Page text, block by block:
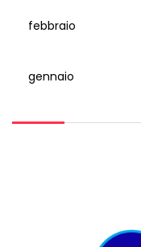
febbraio
gennaio